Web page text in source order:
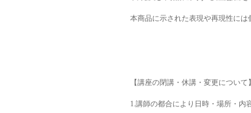
本商品に示された表現や再現性には
【講座の閉講・休講・変更について】
1.講師の都合により日時・場所・内